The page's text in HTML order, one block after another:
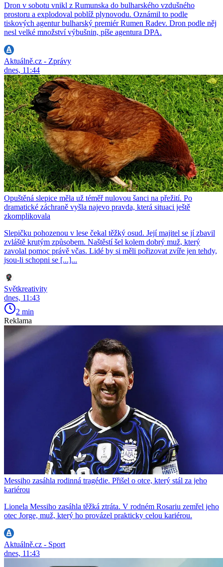
Dron v sobotu vnikl z Rumunska do bulharského vzdušného
prostoru a explodoval poblíž plynovodu. Oznámil to podle
tiskových agentur bulharský premiér Rumen Radev. Dron podle něj
nesl velké množství výbušnin, píše agentura DPA.
Aktuálně.cz - Zprávy
dnes, 11:44
Opuštěná slepice měla už téměř nulovou šanci na přežití. Po
dramatické záchraně vyšla najevo pravda, která situaci ještě
zkomplikovala
Slepičku pohozenou v lese čekal těžký osud. Její majitel se jí zbavil
zvláště krutým způsobem. Naštěstí šel kolem dobrý muž, který
zavolal pomoc právě včas. Lidé by si měli pořizovat zvíře jen tehdy,
jsou-li schopni se [...]...
Světkreativity
dnes, 11:43
2 min
Reklama
Messiho zasáhla rodinná tragédie. Přišel o otce, který stál za jeho
kariérou
Lionela Messiho zasáhla těžká ztráta. V rodném Rosariu zemřel jeho
otec Jorge, muž, který ho provázel prakticky celou kariérou.
Aktuálně.cz - Sport
dnes, 11:43